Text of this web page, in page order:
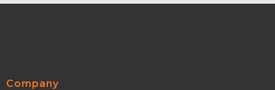
Company